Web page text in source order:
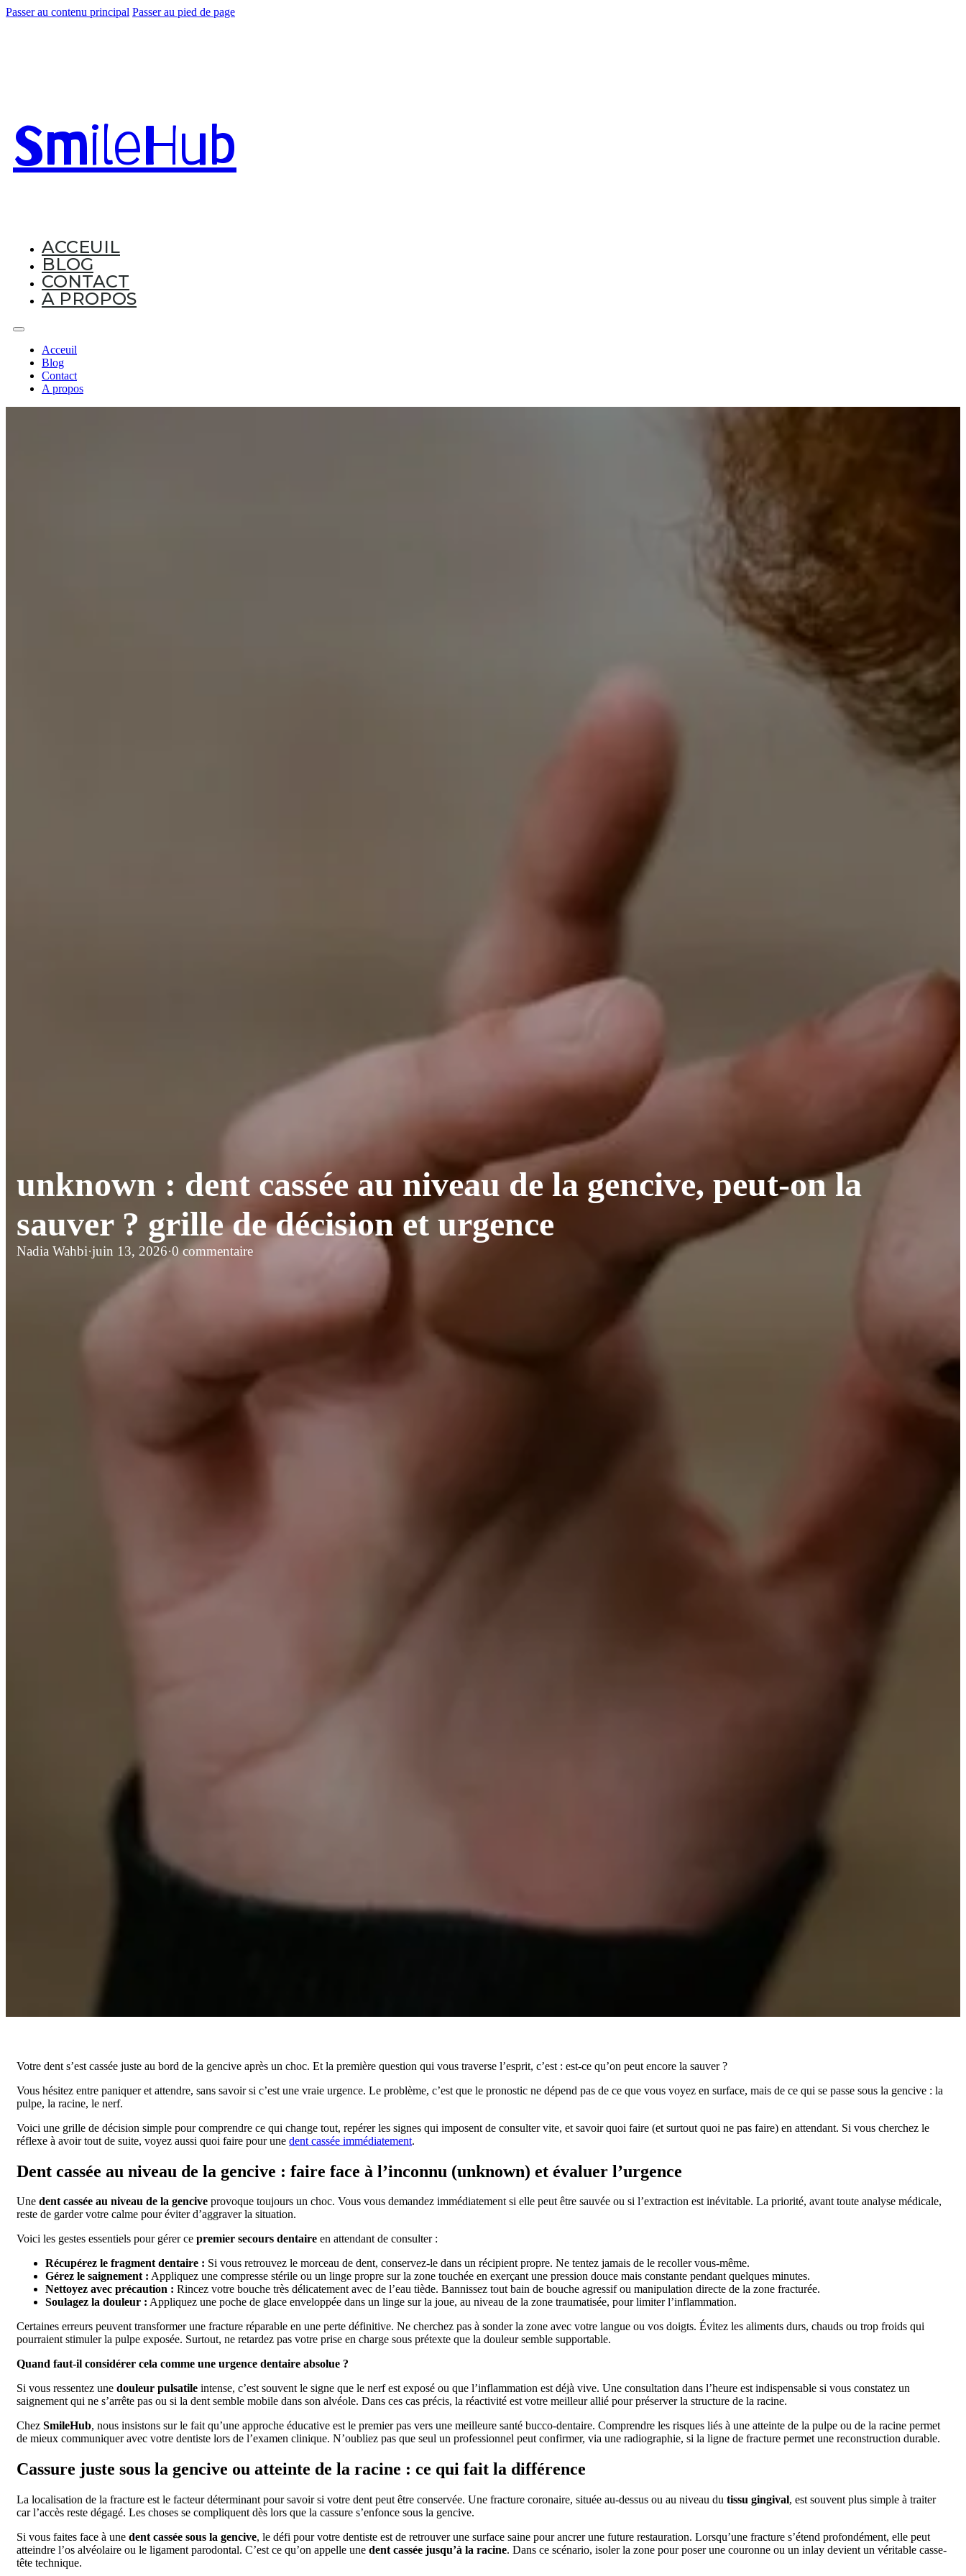
Passer au contenu principal Passer au pied de page
SmileHub
ACCEUIL
BLOG
CONTACT
A PROPOS
Acceuil
Blog
Contact
A propos
unknown : dent cassée au niveau de la gencive, peut-on la
sauver ? grille de décision et urgence
Nadia Wahbi·juin 13, 2026·0 commentaire
Votre dent s’est cassée juste au bord de la gencive après un choc. Et la première question qui vous traverse l’esprit, c’est : est-ce qu’on peut encore la sauver ?
Vous hésitez entre paniquer et attendre, sans savoir si c’est une vraie urgence. Le problème, c’est que le pronostic ne dépend pas de ce que vous voyez en surface, mais de ce qui se passe sous la gencive : la
pulpe, la racine, le nerf.
Voici une grille de décision simple pour comprendre ce qui change tout, repérer les signes qui imposent de consulter vite, et savoir quoi faire (et surtout quoi ne pas faire) en attendant. Si vous cherchez le
réflexe à avoir tout de suite, voyez aussi quoi faire pour une dent cassée immédiatement.
Dent cassée au niveau de la gencive : faire face à l’inconnu (unknown) et évaluer l’urgence
Une dent cassée au niveau de la gencive provoque toujours un choc. Vous vous demandez immédiatement si elle peut être sauvée ou si l’extraction est inévitable. La priorité, avant toute analyse médicale,
reste de garder votre calme pour éviter d’aggraver la situation.
Voici les gestes essentiels pour gérer ce premier secours dentaire en attendant de consulter :
Récupérez le fragment dentaire : Si vous retrouvez le morceau de dent, conservez-le dans un récipient propre. Ne tentez jamais de le recoller vous-même.
Gérez le saignement : Appliquez une compresse stérile ou un linge propre sur la zone touchée en exerçant une pression douce mais constante pendant quelques minutes.
Nettoyez avec précaution : Rincez votre bouche très délicatement avec de l’eau tiède. Bannissez tout bain de bouche agressif ou manipulation directe de la zone fracturée.
Soulagez la douleur : Appliquez une poche de glace enveloppée dans un linge sur la joue, au niveau de la zone traumatisée, pour limiter l’inflammation.
Certaines erreurs peuvent transformer une fracture réparable en une perte définitive. Ne cherchez pas à sonder la zone avec votre langue ou vos doigts. Évitez les aliments durs, chauds ou trop froids qui
pourraient stimuler la pulpe exposée. Surtout, ne retardez pas votre prise en charge sous prétexte que la douleur semble supportable.
Quand faut-il considérer cela comme une urgence dentaire absolue ?
Si vous ressentez une douleur pulsatile intense, c’est souvent le signe que le nerf est exposé ou que l’inflammation est déjà vive. Une consultation dans l’heure est indispensable si vous constatez un
saignement qui ne s’arrête pas ou si la dent semble mobile dans son alvéole. Dans ces cas précis, la réactivité est votre meilleur allié pour préserver la structure de la racine.
Chez SmileHub, nous insistons sur le fait qu’une approche éducative est le premier pas vers une meilleure santé bucco-dentaire. Comprendre les risques liés à une atteinte de la pulpe ou de la racine permet
de mieux communiquer avec votre dentiste lors de l’examen clinique. N’oubliez pas que seul un professionnel peut confirmer, via une radiographie, si la ligne de fracture permet une reconstruction durable.
Cassure juste sous la gencive ou atteinte de la racine : ce qui fait la différence
La localisation de la fracture est le facteur déterminant pour savoir si votre dent peut être conservée. Une fracture coronaire, située au-dessus ou au niveau du tissu gingival, est souvent plus simple à traiter
car l’accès reste dégagé. Les choses se compliquent dès lors que la cassure s’enfonce sous la gencive.
Si vous faites face à une dent cassée sous la gencive, le défi pour votre dentiste est de retrouver une surface saine pour ancrer une future restauration. Lorsqu’une fracture s’étend profondément, elle peut
atteindre l’os alvéolaire ou le ligament parodontal. C’est ce qu’on appelle une dent cassée jusqu’à la racine. Dans ce scénario, isoler la zone pour poser une couronne ou un inlay devient un véritable casse-
tête technique.